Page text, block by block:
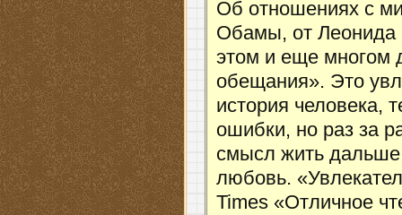
Об отношениях с
Обамы, от
этом и еще многом
обещания». Это
история человека,
ошибки, но раз за
смысл жить
любовь.
Times «Отличное